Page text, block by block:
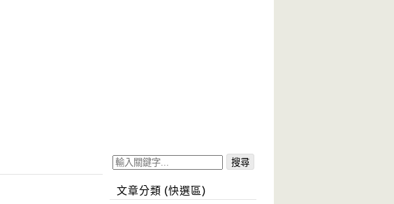
文章分類 (快選區)